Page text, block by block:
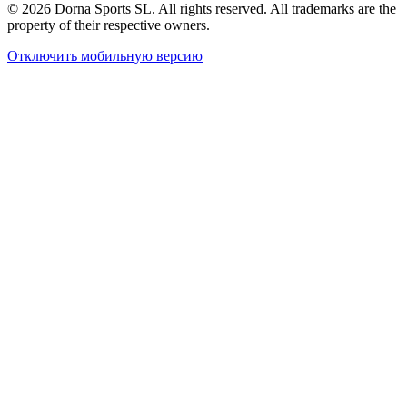
© 2026 Dorna Sports SL. All rights reserved. All trademarks are the
property of their respective owners.
Отключить мобильную версию